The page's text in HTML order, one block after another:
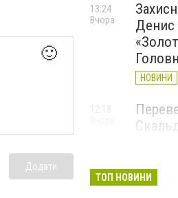
🙂
Додати
Денис
НОВИНИ
13:24
Вчора
12:18
ТОП НОВИНИ